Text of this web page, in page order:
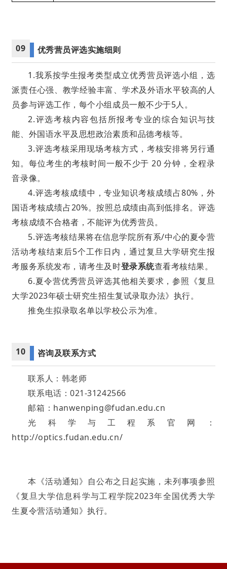
09 优秀营员评选实施细则
1.我系按学生报考类型成立优秀营员评选小组，选
派责任心强、教学经验丰富、学术及外语水平较高的人
员参与评选工作，每个小组成员一般不少于5人。
2.评选考核内容包括所报考专业的综合知识与技
能、外国语水平及思想政治素质和品德考核等。
3.评选考核采用现场考核方式，考核安排将另行通
知。每位考生的考核时间一般不少于 20 分钟，全程录
音录像。
4.评选考核成绩中，专业知识考核成绩占80%，外
国语考核成绩占20%。按照总成绩由高到低排名。评选
考核成绩不合格者，不能评为优秀营员。
5.评选考核结果将在信息学院所有系/中心的夏令营
活动考核结束后5个工作日内，通过复旦大学研究生报
考服务系统发布，请考生及时登录系统查看考核结果。
6.夏令营优秀营员评选其他相关要求，参照《复旦
大学2023年硕士研究生招生复试录取办法》执行。
推免生拟录取名单以学校公示为准。
10 咨询及联系方式
联系人： 韩老师
联系电话：021-31242566
邮箱：hanwenping@fudan.edu.cn
光科学与工程系官网：
http://optics.fudan.edu.cn/
本《活动通知》自公布之日起实施，未列事项参照
《复旦大学信息科学与工程学院2023年全国优秀大学
生夏令营活动通知》执行。